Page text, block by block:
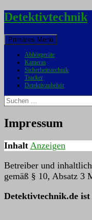
Detektivtechnik
Suchen
Primäres Menü
Inhalt
Abhörgeräte
Kameras
Sicherheitstechnik
Tracker
Detektivzubehör
Suchen
nach:
Impressum
Inhalt Anzeigen
Betreiber und
gemäß § 10, Absatz 3
Detektivtechnik.de